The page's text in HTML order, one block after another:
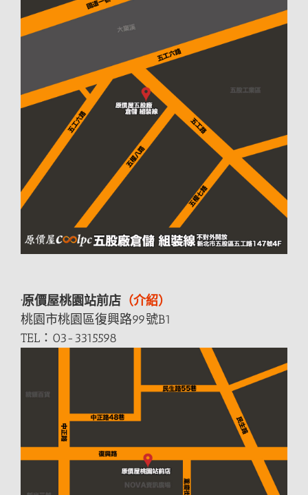
·原價屋桃園站前店 （介紹）
桃園市桃園區復興路99號B1
TEL：03-3315598